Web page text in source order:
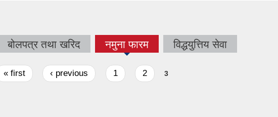
बोलपत्र तथा खरिद नमुना फारम
(active tab) विद्धयुत्तिय सेवा
« first ‹ previous 1 2 3